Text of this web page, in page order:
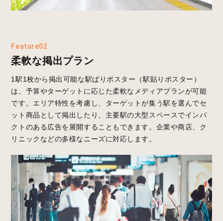
Feature02
柔軟な掲出プラン
1駅1枚から掲出可能な駅ばりポスター（駅貼りポスター）
は、予算やターゲットに応じた柔軟なメディアプランが可能
です。エリア特性を考慮し、ターゲットが集う駅を選んでセ
ット商品として掲出したり、主要駅の大型スペースでインパ
クトのある広告を展開することもできます。企業や商店、ク
リニックなどの多様なニーズに対応します。